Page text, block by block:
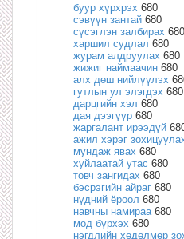
буур хүрхрэх 680
сэвүүн зантай 680
сүсэглэн залбирах 680
харшил судлал 680
журам алдруулах 680
жижиг наймаачин 680
алх дөш нийлүүлэх
гутлын ул элэгдэх 680
дарцгийн хэл 680
дая дээгүүр 680
жаргалант ирээдүй
ажил хэрэг
мундаж явах 680
хуйлаатай утас 680
товч зангидах 680
бэсрэгийн айраг 680
нүдний ёроол 680
навчны намираа 680
мод бүрхэх 680
нэгдлийн хөдөлмөр